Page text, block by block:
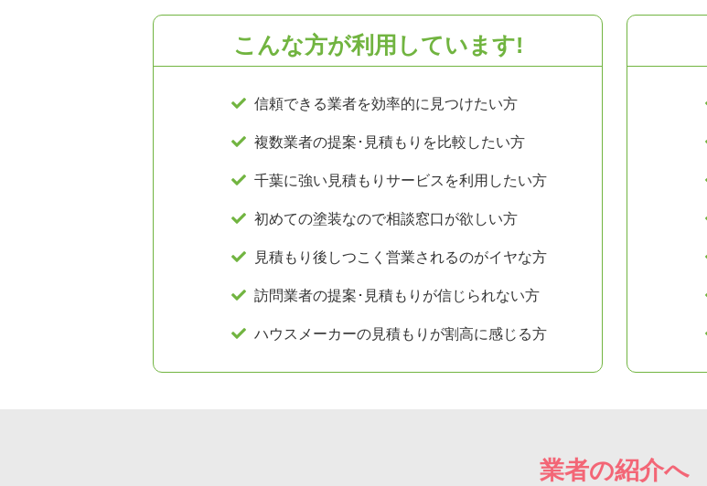
こんな方が利用しています!
信頼できる業者を効率的に 見つけたい方
複数業者の提案･見積もり を比較したい方
千葉に強い 見積もりサービスを利用したい方
初めての塗装なので相談窓口が欲しい方
見積もり後 しつこく営業されるのがイヤな方
訪問業者の提案･見積もり が信じられない方
ハウスメーカーの見積もり が割高に感じる方
業者の紹介へ